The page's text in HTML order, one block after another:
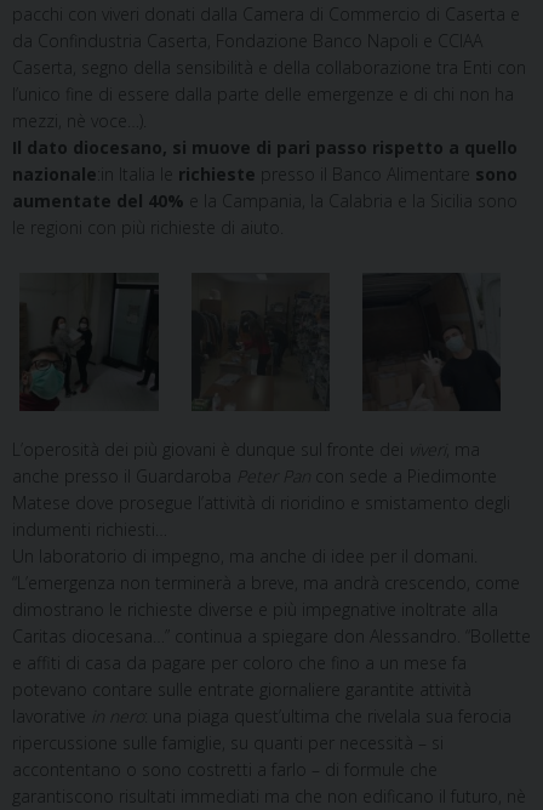
pacchi con viveri donati dalla Camera di Commercio di Caserta e
da Confindustria Caserta, Fondazione Banco Napoli e CCIAA
Caserta, segno della sensibilità e della collaborazione tra Enti con
l’unico fine di essere dalla parte delle emergenze e di chi non ha
mezzi, nè voce…).
Il dato diocesano, si muove di pari passo rispetto a quello
nazionale :in Italia le richieste presso il Banco Alimentare sono
aumentate del 40% e la Campania, la Calabria e la Sicilia sono
le regioni con più richieste di aiuto.
L’operosità dei più giovani è dunque sul fronte dei
, ma
anche presso il Guardaroba
con sede a Piedimonte
Matese dove prosegue l’attività di rioridino e smistamento degli
indumenti richiesti…
Un laboratorio di impegno, ma anche di idee per il domani.
“L’emergenza non terminerà a breve, ma andrà crescendo, come
dimostrano le richieste diverse e più impegnative inoltrate alla
Caritas diocesana…” continua a spiegare don Alessandro. “Bollette
e affiti di casa da pagare per coloro che fino a un mese fa
potevano contare sulle entrate giornaliere garantite attività
lavorative
: una piaga quest’ultima che rivelala sua ferocia
ripercussione sulle famiglie, su quanti per necessità – si
accontentano o sono costretti a farlo – di formule che
garantiscono risultati immediati ma che non edificano il futuro, nè